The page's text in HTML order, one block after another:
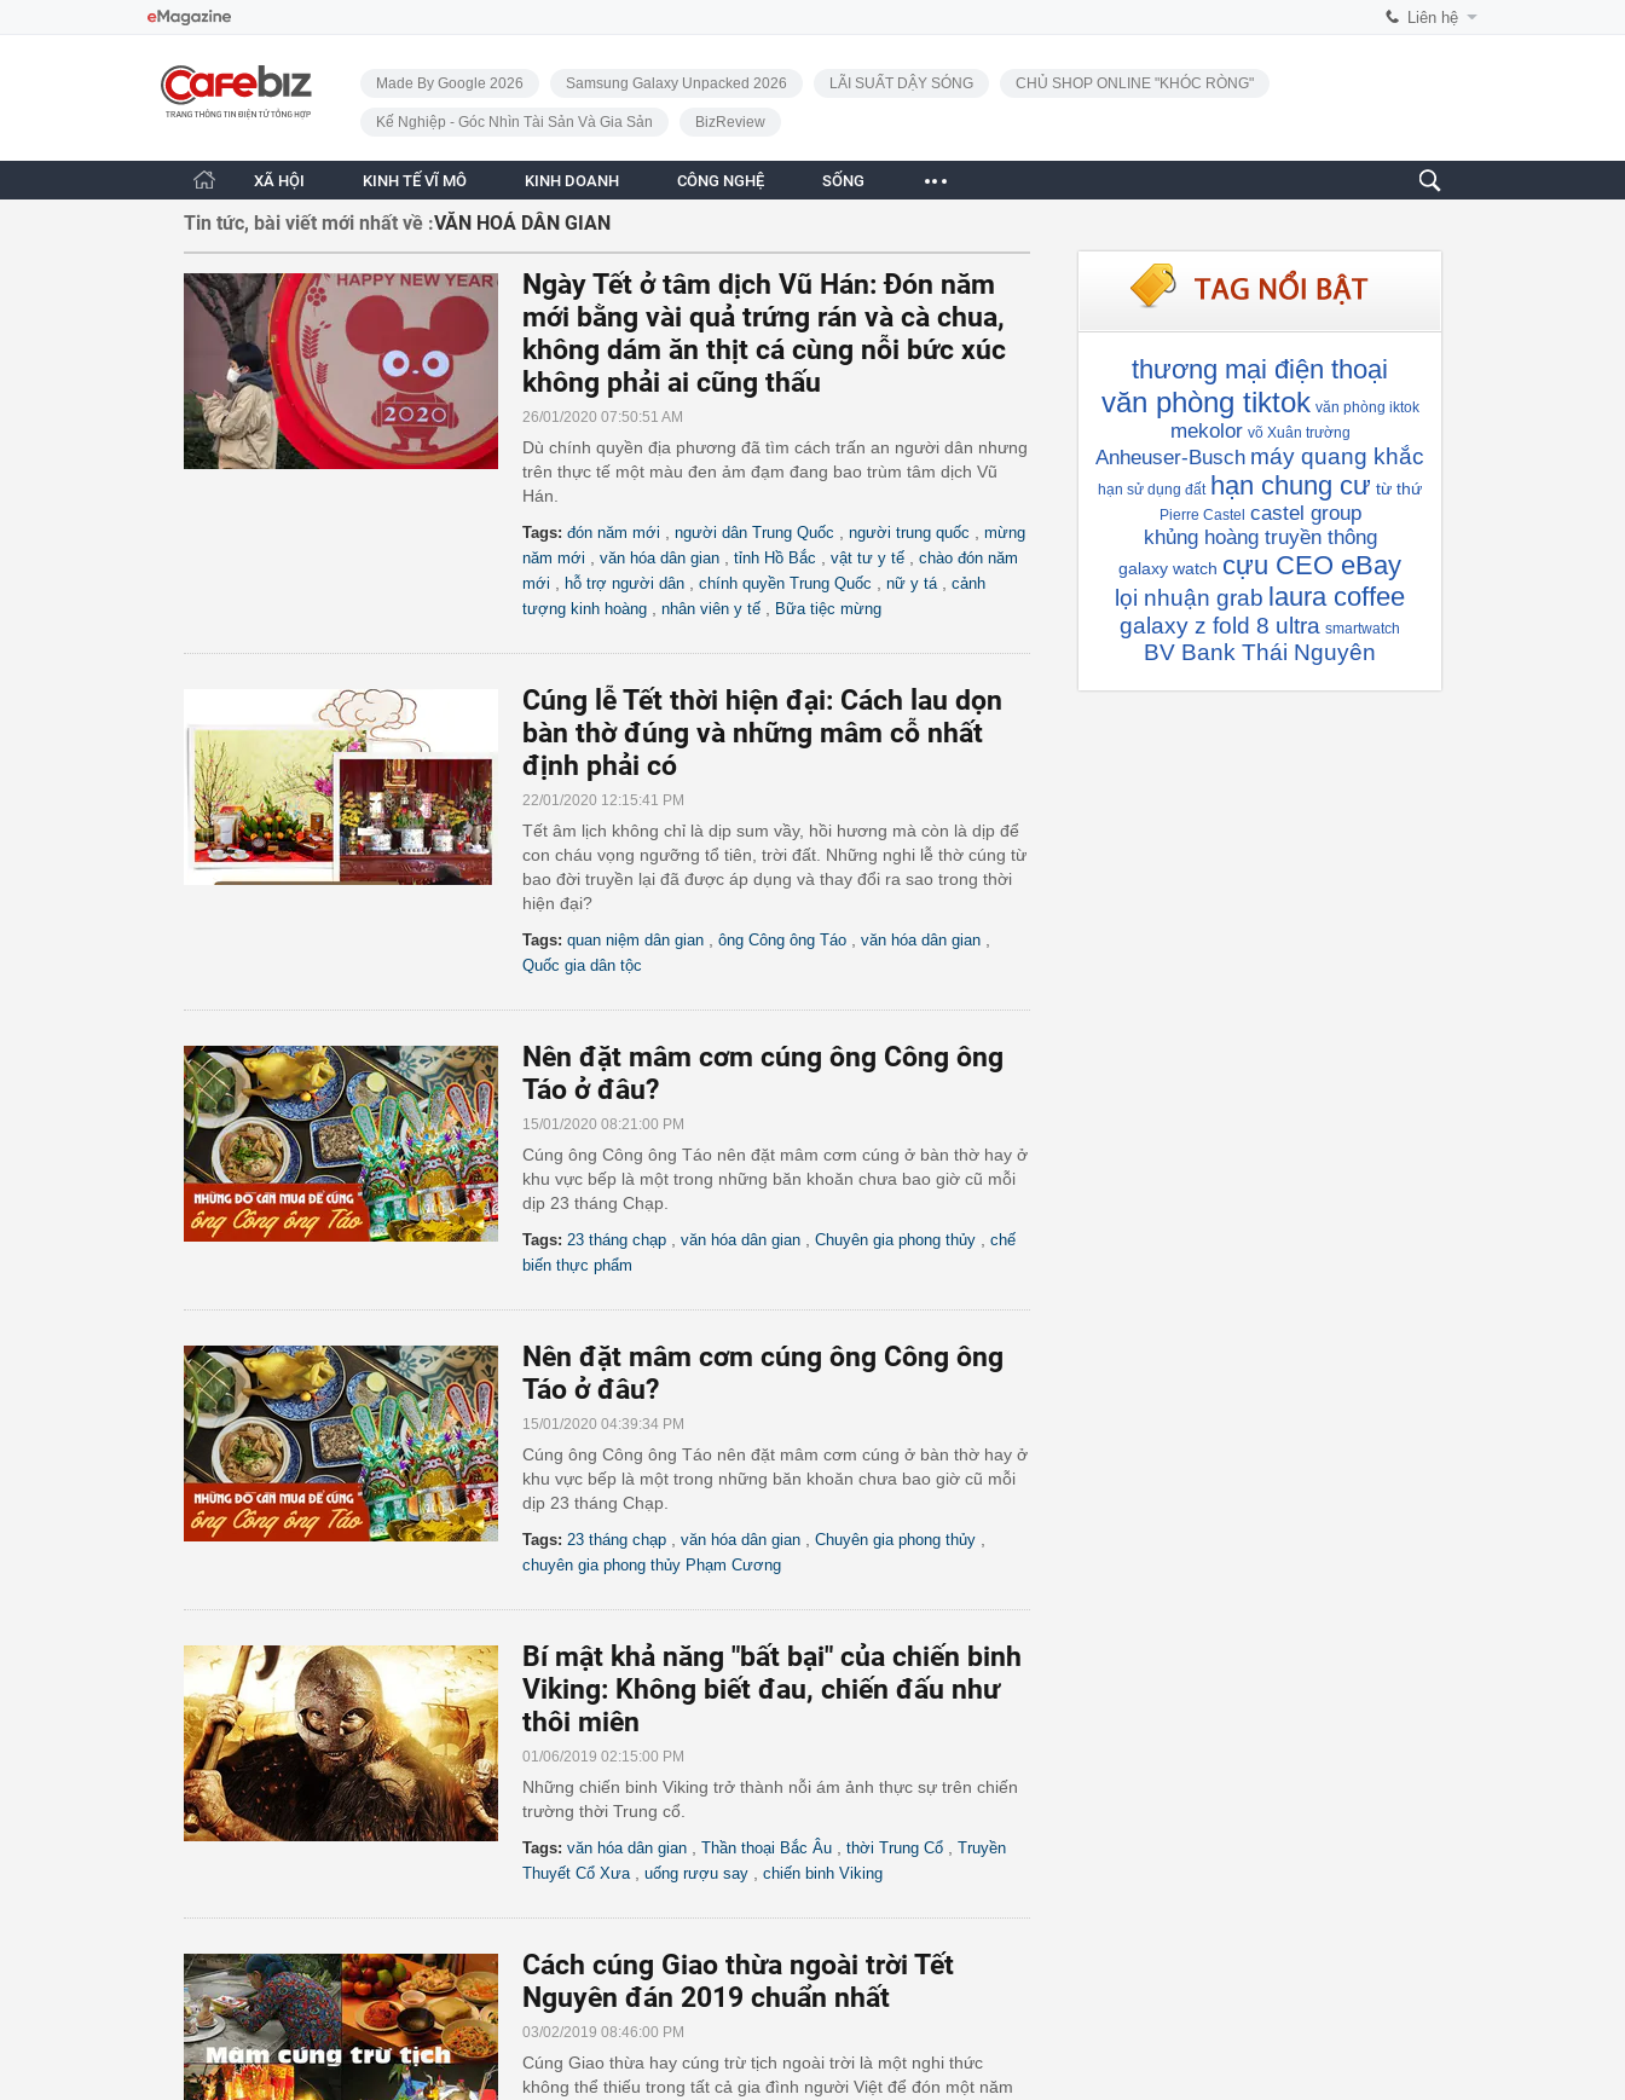
Liên hệ
CafeBiz - Trang chủ
Made By Google 2026
Samsung Galaxy Unpacked 2026 LÃI SUẤT DẬY SÓNG CHỦ SHOP ONLINE "KHÓC RÒNG"
Kế Nghiệp - Góc Nhìn Tài Sản Và Gia Sản BizReview
XÃ HỘI KINH TẾ VĨ MÔ KINH DOANH CÔNG NGHỆ SỐNG
Tin tức, bài viết mới nhất về :VĂN HOÁ DÂN GIAN
Ngày Tết ở tâm dịch Vũ Hán: Đón năm
mới bằng vài quả trứng rán và cà chua,
không dám ăn thịt cá cùng nỗi bức xúc
không phải ai cũng thấu
26/01/2020 07:50:51 AM
Dù chính quyền địa phương đã tìm cách trấn an người dân nhưng
trên thực tế một màu đen ảm đạm đang bao trùm tâm dịch Vũ
Hán.
Tags: đón năm mới người dân Trung Quốc người trung quốc
mừng
năm mới
văn hóa dân gian tỉnh Hồ Bắc vật tư y tế
chào đón năm
mới
hỗ trợ người dân chính quyền Trung Quốc nữ y tá
cảnh
tượng kinh hoàng
nhân viên y tế Bữa tiệc mừng
Cúng lễ Tết thời hiện đại: Cách lau dọn
bàn thờ đúng và những mâm cỗ nhất
định phải có
22/01/2020 12:15:41 PM
Tết âm lịch không chỉ là dịp sum vầy, hồi hương mà còn là dịp để
con cháu vọng ngưỡng tổ tiên, trời đất. Những nghi lễ thờ cúng từ
bao đời truyền lại đã được áp dụng và thay đổi ra sao trong thời
hiện đại?
Tags: quan niệm dân gian ông Công ông Táo văn hóa dân gian
Quốc gia dân tộc
Nên đặt mâm cơm cúng ông Công ông
Táo ở đâu?
15/01/2020 08:21:00 PM
Cúng ông Công ông Táo nên đặt mâm cơm cúng ở bàn thờ hay ở
khu vực bếp là một trong những băn khoăn chưa bao giờ cũ mỗi
dịp 23 tháng Chạp.
Tags: 23 tháng chạp văn hóa dân gian Chuyên gia phong thủy
chế
biến thực phẩm
Nên đặt mâm cơm cúng ông Công ông
Táo ở đâu?
15/01/2020 04:39:34 PM
Cúng ông Công ông Táo nên đặt mâm cơm cúng ở bàn thờ hay ở
khu vực bếp là một trong những băn khoăn chưa bao giờ cũ mỗi
dịp 23 tháng Chạp.
Tags: 23 tháng chạp văn hóa dân gian Chuyên gia phong thủy
chuyên gia phong thủy Phạm Cương
Bí mật khả năng "bất bại" của chiến binh
Viking: Không biết đau, chiến đấu như
thôi miên
01/06/2019 02:15:00 PM
Những chiến binh Viking trở thành nỗi ám ảnh thực sự trên chiến
trường thời Trung cổ.
Tags: văn hóa dân gian Thần thoại Bắc Âu thời Trung Cổ
Truyền
Thuyết Cổ Xưa
uống rượu say chiến binh Viking
Cách cúng Giao thừa ngoài trời Tết
Nguyên đán 2019 chuẩn nhất
03/02/2019 08:46:00 PM
Cúng Giao thừa hay cúng trừ tịch ngoài trời là một nghi thức
không thể thiếu trong tất cả gia đình người Việt để đón một năm
thương mại điện thoại
văn phòng tiktok văn phòng iktok
mekolor võ Xuân trường
Anheuser-Busch máy quang khắc
hạn sử dụng đất hạn chung cư từ thứ
Pierre Castel castel group
khủng hoàng truyền thông
galaxy watch cựu CEO eBay
lọi nhuận grab laura coffee
galaxy z fold 8 ultra smartwatch
BV Bank Thái Nguyên